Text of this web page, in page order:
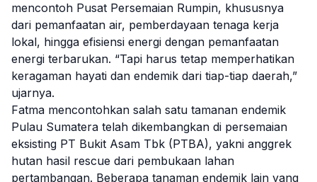
mencontoh Pusat Persemaian Rumpin, khususnya
dari pemanfaatan air, pemberdayaan tenaga kerja
lokal, hingga efisiensi energi dengan pemanfaatan
energi terbarukan. “Tapi harus tetap memperhatikan
keragaman hayati dan endemik dari tiap-tiap daerah,”
ujarnya.
Fatma mencontohkan salah satu tamanan endemik
Pulau Sumatera telah dikembangkan di persemaian
eksisting PT Bukit Asam Tbk (PTBA), yakni anggrek
hutan hasil rescue dari pembukaan lahan
pertambangan. Beberapa tanaman endemik lain yang